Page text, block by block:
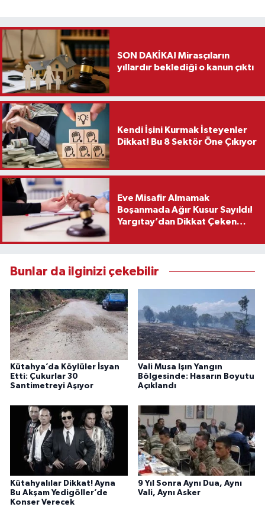
SON DAKİKA! Mirasçıların
yıllardır beklediği o kanun çıktı
Kendi İşini Kurmak İsteyenler
Dikkat! Bu 8 Sektör Öne Çıkıyor
Eve Misafir Almamak
Boşanmada Ağır Kusur Sayıldı!
Yargıtay’dan Dikkat Çeken
Bunlar da ilginizi çekebilir
Kütahya’da Köylüler İsyan
Etti: Çukurlar 30
Santimetreyi Aşıyor
Vali Musa Işın Yangın
Bölgesinde: Hasarın Boyutu
Açıklandı
Kütahyalılar Dikkat! Ayna
Bu Akşam Yedigöller’de
Konser Verecek
9 Yıl Sonra Aynı Dua, Aynı
Vali, Aynı Asker